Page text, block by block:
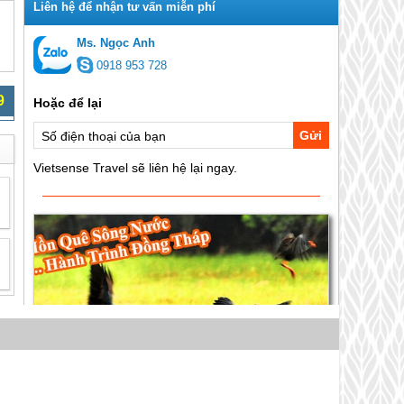
Ms. Ngọc Anh
0918 953 728
Gửi